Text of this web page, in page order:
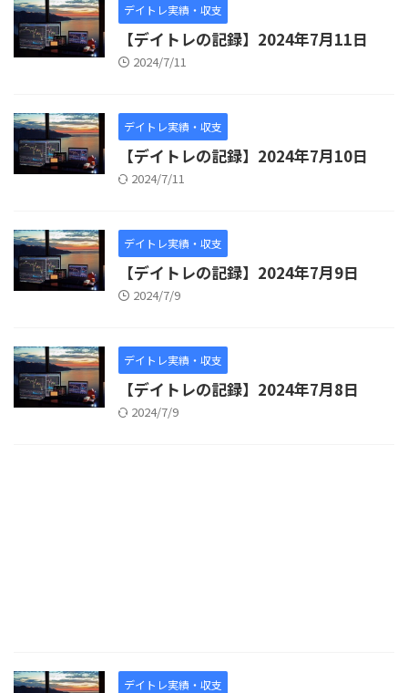
デイトレ実績・収支
【デイトレの記録】2024年7月11日
2024/7/11
デイトレ実績・収支
【デイトレの記録】2024年7月10日
2024/7/11
デイトレ実績・収支
【デイトレの記録】2024年7月9日
2024/7/9
デイトレ実績・収支
【デイトレの記録】2024年7月8日
2024/7/9
デイトレ実績・収支